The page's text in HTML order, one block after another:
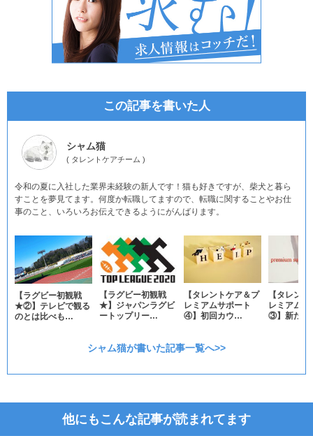
この記事を書いた人
シャム猫
( タレントケアチーム )
令和の夏に入社した業界未経験の新人です！猫も好きですが、柴犬と暮ら
すことを夢見てます。何度か転職してますので、転職に関することやお仕
事のこと、いろいろお伝えできるようにがんばります。
【ラグビー初観戦
★②】テレビで観る
のとは比べも…
【ラグビー初観戦
★】ジャパンラグビ
ートップリー…
【タレントケア＆プ
レミアムサポート
④】初回カウ…
【タレン
レミアムサ
③】新た
シャム猫が書いた記事一覧へ>>
他にもこんな記事が読まれてます